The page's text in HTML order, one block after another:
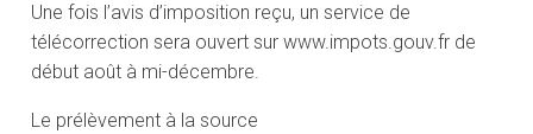
Une fois l’avis d’imposition reçu, un service de
télécorrection sera ouvert sur www.impots.gouv.fr de
début août à mi-décembre.
Le prélèvement à la source